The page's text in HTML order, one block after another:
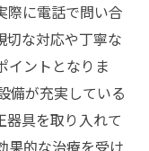
際に電話で問い合
切な対応や丁寧な
イントとなりま
備が充実している
器具を取り入れて
果的な治療を受け